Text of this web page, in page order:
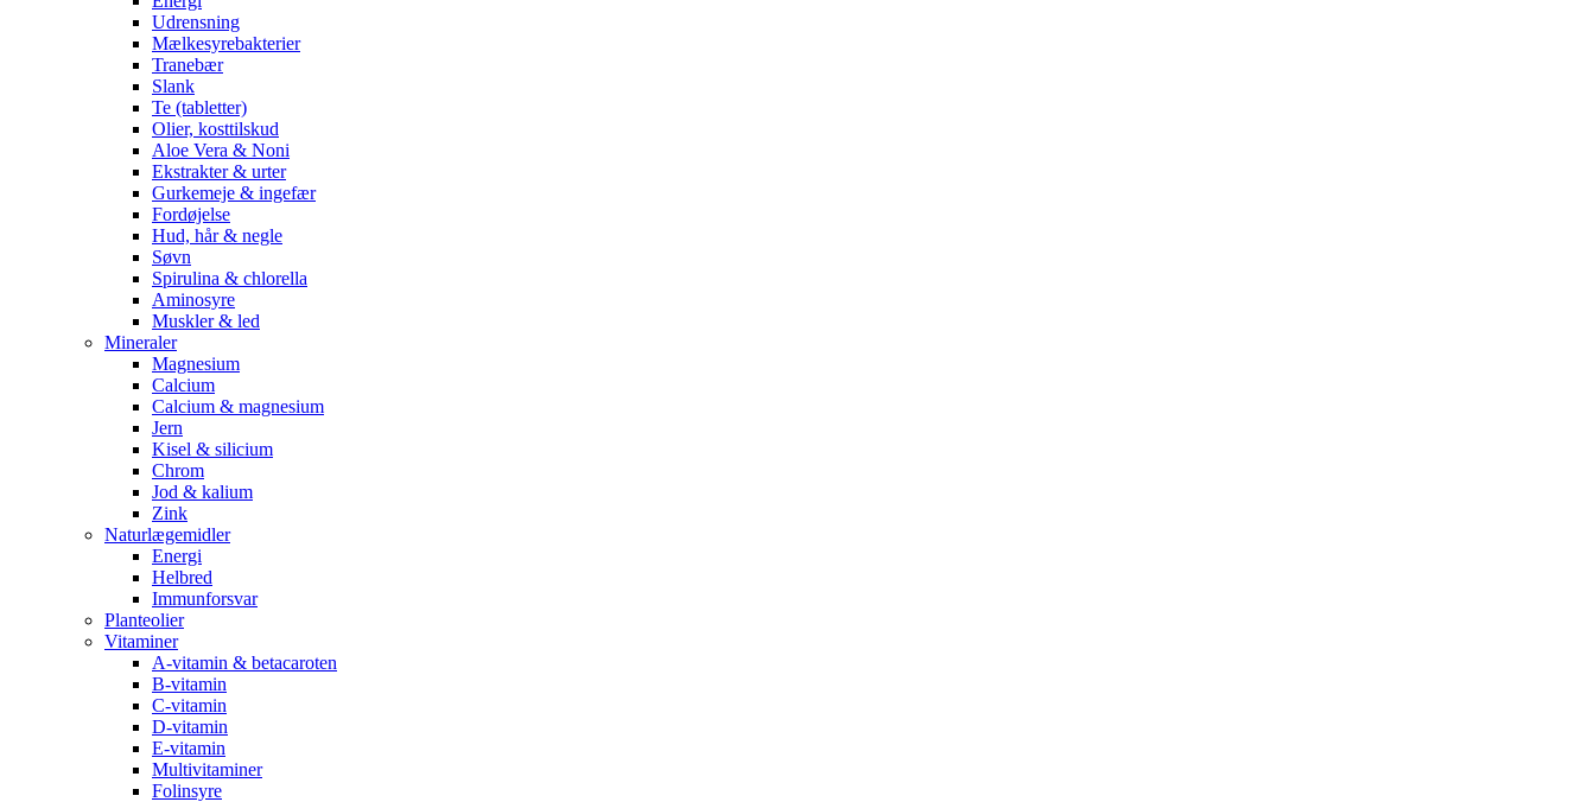
Udrensning
Mælkesyrebakterier
Tranebær
Slank
Te (tabletter)
Olier, kosttilskud
Aloe Vera & Noni
Ekstrakter & urter
Gurkemeje & ingefær
Fordøjelse
Hud, hår & negle
Søvn
Spirulina & chlorella
Aminosyre
Muskler & led
Mineraler
Magnesium
Calcium
Calcium & magnesium
Jern
Kisel & silicium
Chrom
Jod & kalium
Zink
Naturlægemidler
Energi
Helbred
Immunforsvar
Planteolier
Vitaminer
A-vitamin & betacaroten
B-vitamin
C-vitamin
D-vitamin
E-vitamin
Multivitaminer
Folinsyre